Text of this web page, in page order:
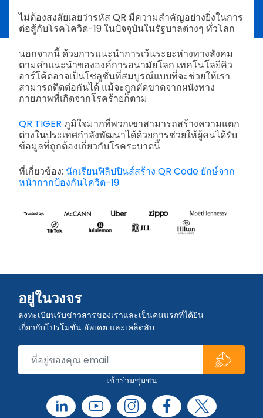
ไม่ต้องสงสัยเลยว่ารหัส QR มีความสำคัญอย่างยิ่งในการ
ต่อสู้กับโรคโควิด-19 ในปัจจุบันในรัฐบาลต่างๆ ทั่วโลก
นอกจากนี้ ด้วยการแนะนำการเว้นระยะห่างทางสังคม
ตามคำแนะนำขององค์การอนามัยโลก เทคโนโลยีคิว
อาร์โค้ดอาจเป็นโซลูชั่นที่สมบูรณ์แบบที่จะช่วยให้เรา
สามารถติดต่อกันได้ แม้จะถูกตัดขาดจากผนังทาง
กายภาพที่เกิดจากโรคร้ายก็ตาม
QR TIGER ภูมิใจมากที่พวกเขาสามารถสร้างความแตก
ต่างในประเทศกำลังพัฒนาได้ด้วยการช่วยให้ผู้คนได้รับ
ข้อมูลที่ถูกต้องเกี่ยวกับโรคระบาดนี้
ที่เกี่ยวข้อง: นักเรียนฟิลิปปินส์สร้าง QR Code ยักษ์จาก
หน้ากากป้องกันโควิด-19
อยู่ในวงจร
ลงทะเบียนรับข่าวสารของเราและเป็นคนแรกที่ได้ยิน
เกี่ยวกับโปรโมชั่น อัพเดต และเคล็ดลับ
เข้าร่วมชุมชน